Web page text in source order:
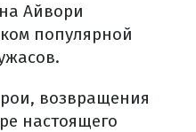
Айвори
популярной
возвращения
настоящего